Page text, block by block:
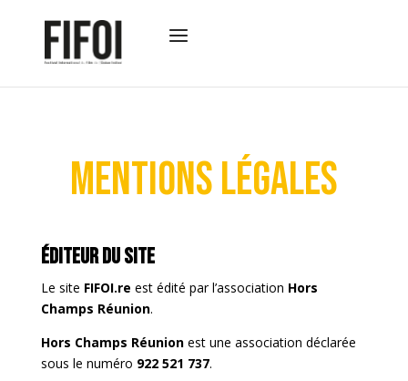
Mentions légales
Éditeur du site
Le site FIFOI.re est édité par l’association Hors
Champs Réunion.
Hors Champs Réunionest une association déclarée
sous le numéro 922 521 737.